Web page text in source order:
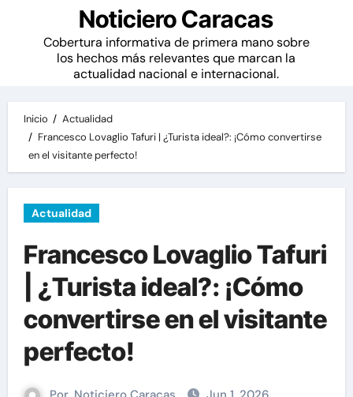
Noticiero Caracas
Cobertura informativa de primera mano sobre
los hechos más relevantes que marcan la
actualidad nacional e internacional.
Inicio
Actualidad
Francesco Lovaglio Tafuri | ¿Turista ideal?: ¡Cómo convertirse
en el visitante perfecto!
Actualidad
Francesco Lovaglio Tafuri
| ¿Turista ideal?: ¡Cómo
convertirse en el visitante
perfecto!